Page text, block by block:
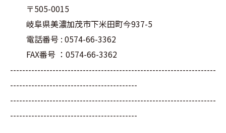
〒505-0015
岐阜県美濃加茂市下米田町今937-5
電話番号 : 0574-66-3362
FAX番号 ：0574-66-3362
--------------------------------------------------------------------
------------------------------------------
--------------------------------------------------------------------
------------------------------------------